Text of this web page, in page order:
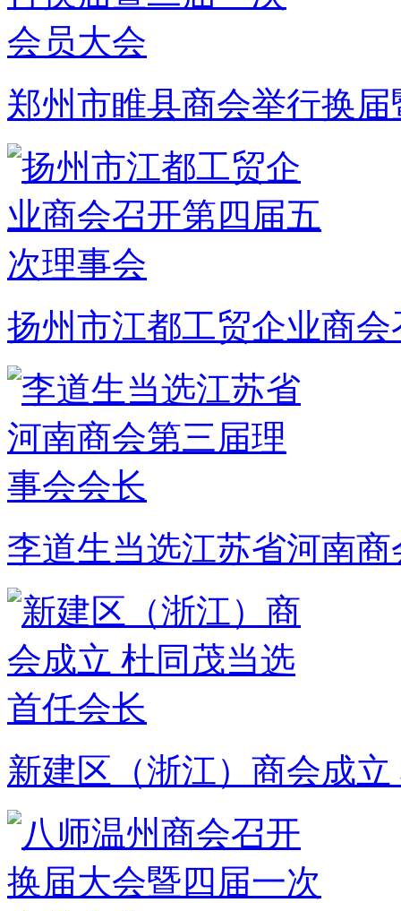
郑州市睢县商会举行换
扬州市江都工贸企业商
李道生当选江苏省河南
新建区（浙江）商会成